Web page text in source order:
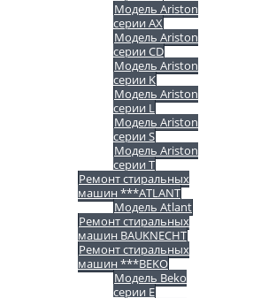
Модель Ariston
серии AX
Модель Ariston
серии CD
Модель Ariston
серии K
Модель Ariston
серии L
Модель Ariston
серии S
Модель Ariston
серии T
Ремонт стиральных
машин ***ATLANT
Модель Atlant
Ремонт стиральных
машин BAUKNECHT
Ремонт стиральных
машин ***BEKO
Модель Beko
серии E